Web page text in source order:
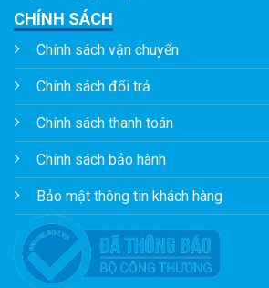
CHÍNH SÁCH
Chính sách vận chuyển
Chính sách đổi trả
Chính sách thanh toán
Chính sách bảo hành
Bảo mật thông tin khách hàng